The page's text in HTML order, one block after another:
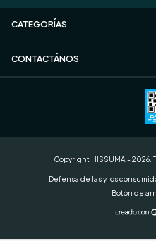
CATEGORÍAS
CONTACTÁNOS
Copyright HISSUMA - 2026.
Defensa de las y los
Botón de